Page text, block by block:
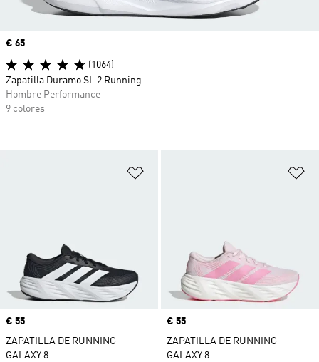
Precio
€ 55
ZAPATILLA DE RUNNING
GALAXY 8
Precio
€ 55
ZAPATILLA DE RUNNING
GALAXY 8
Precio
€ 65
(1064)
Zapatilla Duramo SL 2 Running
Hombre Performance
9 colores